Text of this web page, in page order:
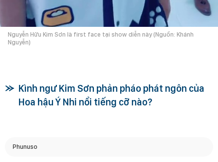
Nguyễn Hữu Kim Sơn là first face tại show diễn này (Nguồn: Khánh
Nguyễn)
Kình ngư Kim Sơn phản pháo phát ngôn của
Hoa hậu Ý Nhi nổi tiếng cỡ nào?
Phunuso